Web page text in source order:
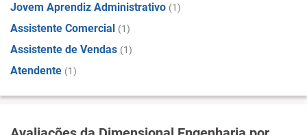
Jovem Aprendiz Administrativo (1)
Assistente Comercial (1)
Assistente de Vendas (1)
Atendente (1)